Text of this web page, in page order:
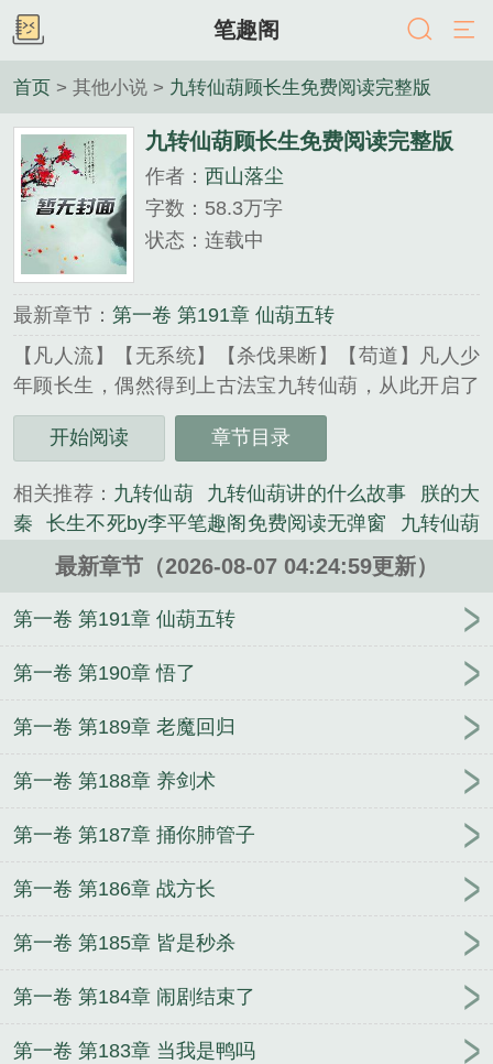
笔趣阁
首页 > 其他小说 > 九转仙葫顾长生免费阅读完整版
九转仙葫顾长生免费阅读完整版
作者： 西山落尘
字数：58.3万字
状态：连载中
最新章节： 第一卷 第191章 仙葫五转
【凡人流】【无系统】【杀伐果断】【苟道】凡人少
年顾长生，偶然得到上古法宝九转仙葫，从此开启了
功德修仙之路……人人嫌弃的废丹，经过九转仙葫的
净化，变成了极品灵丹，普通的功法经过提升变成了
不同，一转净化万物，二转点石成金，提升功法……
六转逆生死，九转定乾坤……而每一次仙葫进化，都
需要海量的功德和元魂，顾长生右手执剑杀戮收集元
之路……从此我顾长生为苍生立命，为天地立心，为
《九转仙葫顾长生免费阅读完整版》是西山落尘精心
创作的其他小说类小说。
开始阅读 章节目录
相关推荐： 九转仙葫 九转仙葫讲的什么故事
朕的大
秦
长生不死by李平笔趣阁免费阅读无弹窗
九转仙葫
by顾长生笔趣阁免费阅读无弹窗
必须有航母陆离免
费阅读完整版
长生不死李平免费阅读完整版 必须有
航母在线免费全文阅读 九转仙葫by未删减版
必须有
减版 长生不死(李平)番外结局笔趣阁百度云
必须有
局 我都宇宙之主了 长生不死在线免费全文阅读
九
平)番外+大结局
长生不死by未删减版
必须有航母by
陆离笔趣阁免费阅读无弹窗
九转仙葫在
线免费全文阅读
最新章节（2026-08-07 04:24:59更新）
第一卷 第191章 仙葫五转
第一卷 第190章 悟了
第一卷 第189章 老魔回归
第一卷 第188章 养剑术
第一卷 第187章 捅你肺管子
第一卷 第186章 战方长
第一卷 第185章 皆是秒杀
第一卷 第184章 闹剧结束了
第一卷 第183章 当我是鸭吗